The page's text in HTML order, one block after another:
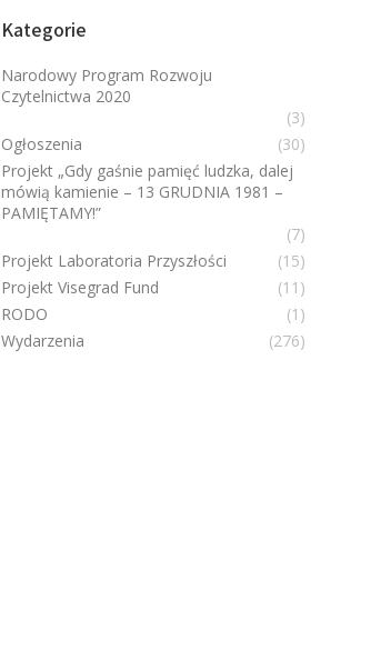
Kategorie
Narodowy Program Rozwoju
Czytelnictwa 2020
(3)
Ogłoszenia
(30)
Projekt „Gdy gaśnie pamięć ludzka, dalej
mówią kamienie – 13 GRUDNIA 1981 –
PAMIĘTAMY!”
(7)
Projekt Laboratoria Przyszłości
(15)
Projekt Visegrad Fund
(11)
RODO
(1)
Wydarzenia
(276)